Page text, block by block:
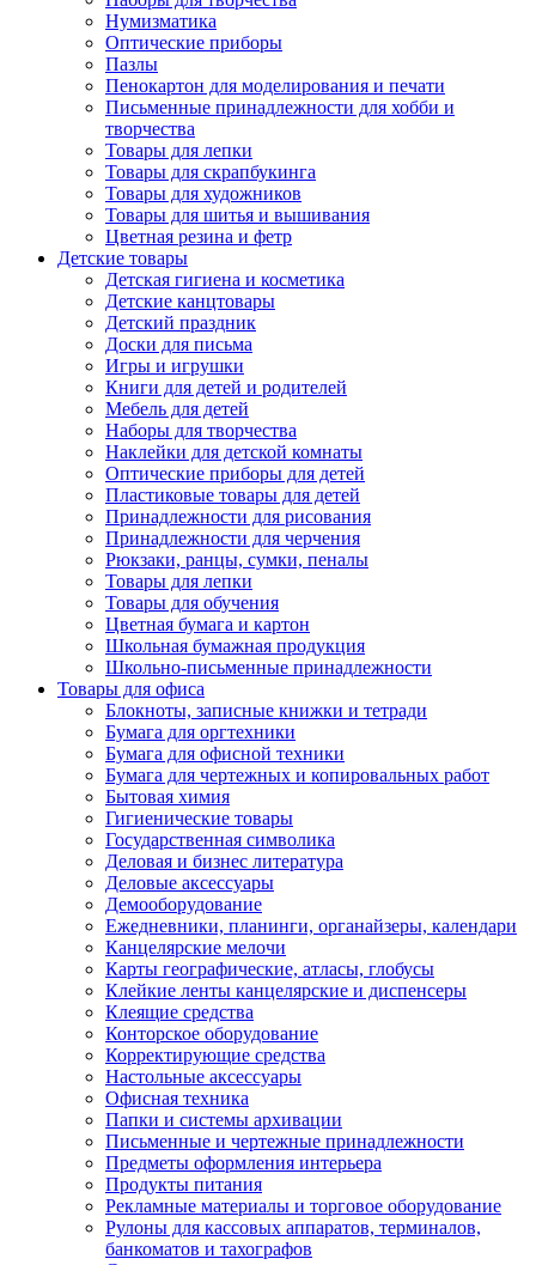
Нумизматика
Оптические приборы
Пазлы
Пенокартон для моделирования и печати
Письменные принадлежности для хобби и
творчества
Товары для лепки
Товары для скрапбукинга
Товары для художников
Товары для шитья и вышивания
Цветная резина и фетр
Детские товары
Детская гигиена и косметика
Детские канцтовары
Детский праздник
Доски для письма
Игры и игрушки
Книги для детей и родителей
Мебель для детей
Наборы для творчества
Наклейки для детской комнаты
Оптические приборы для детей
Пластиковые товары для детей
Принадлежности для рисования
Принадлежности для черчения
Рюкзаки, ранцы, сумки, пеналы
Товары для лепки
Товары для обучения
Цветная бумага и картон
Школьная бумажная продукция
Школьно-письменные принадлежности
Товары для офиса
Блокноты, записные книжки и тетради
Бумага для оргтехники
Бумага для офисной техники
Бумага для чертежных и копировальных работ
Бытовая химия
Гигиенические товары
Государственная символика
Деловая и бизнес литература
Деловые аксессуары
Демооборудование
Ежедневники, планинги, органайзеры, календари
Канцелярские мелочи
Карты географические, атласы, глобусы
Клейкие ленты канцелярские и диспенсеры
Клеящие средства
Конторское оборудование
Корректирующие средства
Настольные аксессуары
Офисная техника
Папки и системы архивации
Письменные и чертежные принадлежности
Предметы оформления интерьера
Продукты питания
Рекламные материалы и торговое оборудование
Рулоны для кассовых аппаратов, терминалов,
банкоматов и тахографов